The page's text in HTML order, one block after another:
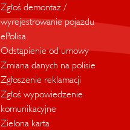
Zgłoś demontaż /
wyrejestrowanie pojazdu
ePolisa
Odstąpienie od umowy
Zmiana danych na polisie
Zgłoszenie reklamacji
Zgłoś wypowiedzenie
komunikacyjne
Zielona karta